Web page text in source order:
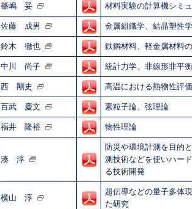
篠嶋 妥 材料実験の計算機シミ
佐藤 成男 金属組織学、結晶塑性
鈴木 徹也 鉄鋼材料、軽金属材料
中川 尚子 統計力学、非線形非平
西 剛史 高温における熱物性評
百武 慶文 素粒子論、弦理論
福井 隆裕 物性理論
湊 淳
防災や環境計測を目的
測技術などを使いハー
る技術開発
横山 淳
超伝導などの量子多体
た研究